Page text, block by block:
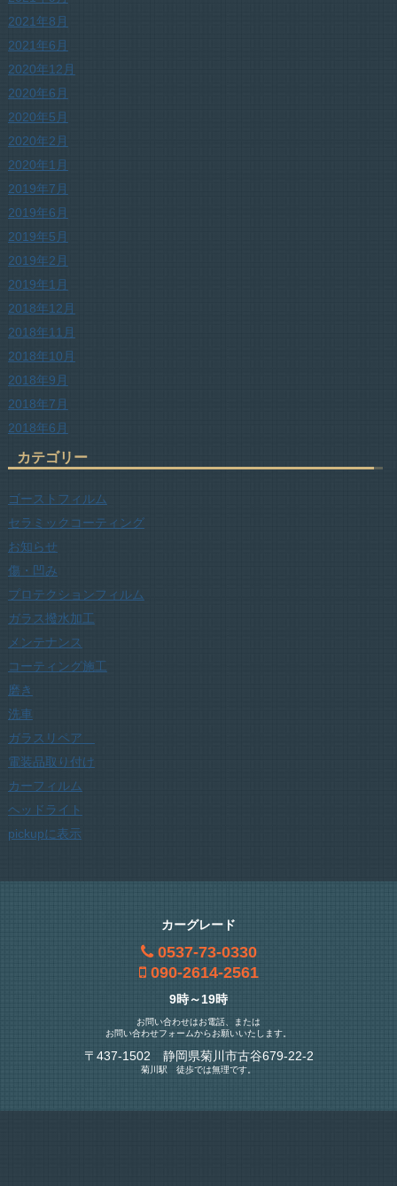
2021年8月
2021年6月
2020年12月
2020年6月
2020年5月
2020年2月
2020年1月
2019年7月
2019年6月
2019年5月
2019年2月
2019年1月
2018年12月
2018年11月
2018年10月
2018年9月
2018年7月
2018年6月
カテゴリー
ゴーストフィルム
セラミックコーティング
お知らせ
傷・凹み
プロテクションフィルム
ガラス撥水加工
メンテナンス
コーティング施工
磨き
洗車
ガラスリペア
電装品取り付け
カーフィルム
ヘッドライト
pickupに表示
カーグレード
0537-73-0330
090-2614-2561
9時～19時
お問い合わせはお電話、または
お問い合わせフォームからお願いいたします。
〒437-1502 静岡県菊川市古谷679-22-2
菊川駅 徒歩では無理です。